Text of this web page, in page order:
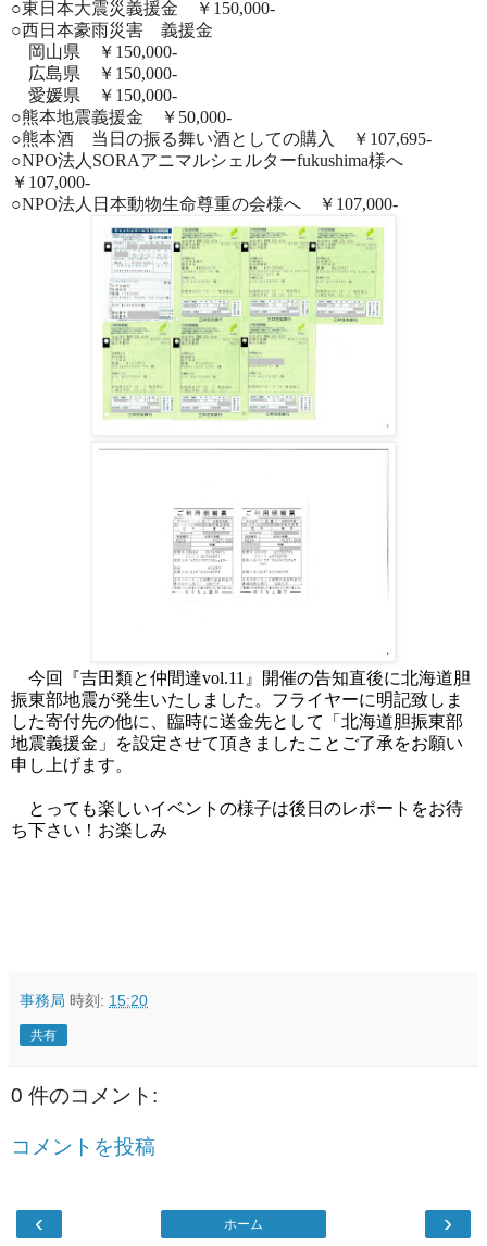
○東日本大震災義援金 ￥ 150,000-
○西日本豪雨災害 義援金
岡山県 ￥ 150,000-
広島県 ￥ 150,000-
愛媛県 ￥ 150,000-
○熊本地震義援金 ￥ 50,000-
○熊本酒 当日の振る舞い酒としての購入 ￥ 107,695-
○NPO法人 SORAアニマルシェルターfukushima様へ
￥ 107,000-
○NPO法人日本動物生命尊重の会様へ ￥ 107,000-
今回『吉田類と仲間達vol.11 』開催の告知直後に北海道胆
振東部地震が発生いたしました。フライヤーに明記致しま
した寄付先の他に、臨時に送金先として「北海道胆振東部
地震義援金」を設定させて頂きましたことご了承をお願い
申し上げます。
とっても楽しいイベントの様子は後日のレポートをお待
ち下さい！お楽しみ
事務局 時刻: 15:20
共有
0 件のコメント:
コメントを投稿
‹ ›
ホーム